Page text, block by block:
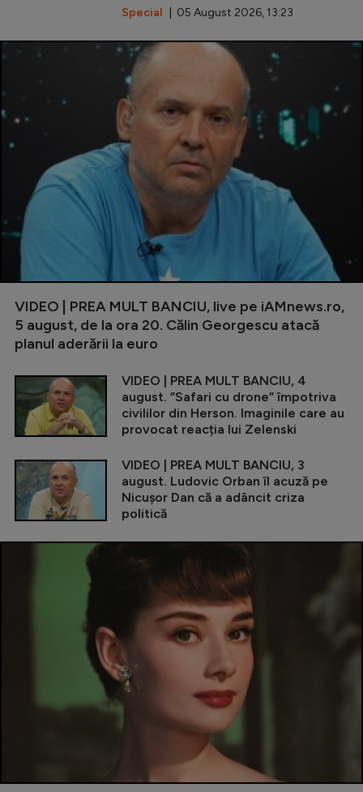
Special | 05 August 2026, 13:23
VIDEO | PREA MULT BANCIU, live pe iAMnews.ro,
5 august, de la ora 20. Călin Georgescu atacă
planul aderării la euro
VIDEO | PREA MULT BANCIU, 4
august. ”Safari cu drone” împotriva
civililor din Herson. Imaginile care au
provocat reacția lui Zelenski
VIDEO | PREA MULT BANCIU, 3
august. Ludovic Orban îl acuză pe
Nicușor Dan că a adâncit criza
politică